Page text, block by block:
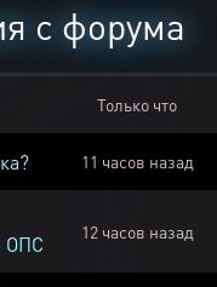
с форума
Только что
11 часов назад
ОПС
12 часов назад